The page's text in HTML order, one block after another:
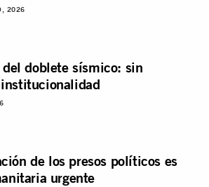
2026
del doblete sísmico: sin
de los presos políticos es
urgente